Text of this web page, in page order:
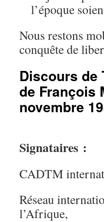
l’époque
Nous restons
conquête de
Discours de
de François
novembre
Signataires :
CADTM
Réseau
l’Afrique,